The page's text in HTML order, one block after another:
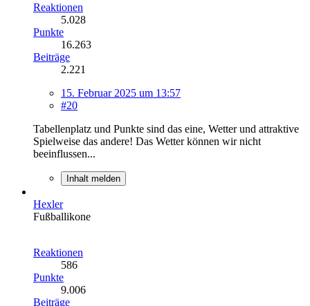
Reaktionen
5.028
Punkte
16.263
Beiträge
2.221
15. Februar 2025 um 13:57
#20
Tabellenplatz und Punkte sind das eine, Wetter und attraktive
Spielweise das andere! Das Wetter können wir nicht
beeinflussen...
Inhalt melden
Hexler
Fußballikone
Reaktionen
586
Punkte
9.006
Beiträge